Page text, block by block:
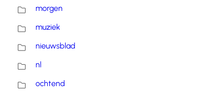
morgen
muziek
nieuwsblad
nl
ochtend